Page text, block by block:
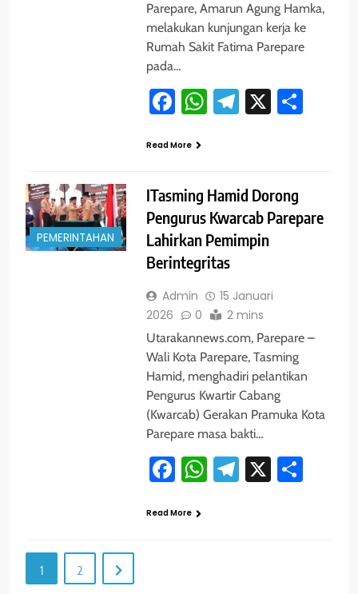
Parepare, Amarun Agung Hamka,
melakukan kunjungan kerja ke
Rumah Sakit Fatima Parepare
pada…
Facebook
WhatsApp
Telegram
X
Read More
PEMERINTAHAN
ITasming Hamid Dorong
Pengurus Kwarcab Parepare
Lahirkan Pemimpin
Berintegritas
Admin
15 Januari
2026
0 2 mins
Utarakannews.com, Parepare –
Wali Kota Parepare, Tasming
Hamid, menghadiri pelantikan
Pengurus Kwartir Cabang
(Kwarcab) Gerakan Pramuka Kota
Parepare masa bakti…
Facebook
WhatsApp
Telegram
X
Read More
1 2